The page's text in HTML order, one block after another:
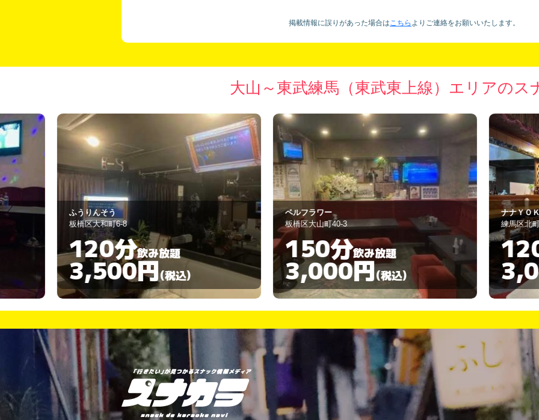
掲載情報に誤りがあった場合はこちら より ご連絡をお願いいたします。
大山～東武練馬（東武東上線）エリアのス
ベルフラワー
板橋区大山町40-3
150分飲み放題
3,000円(税込)
ナナＹＯＫＯ
練馬区北町２丁目１７番１０号
120分飲み放題
3,000円(税込)